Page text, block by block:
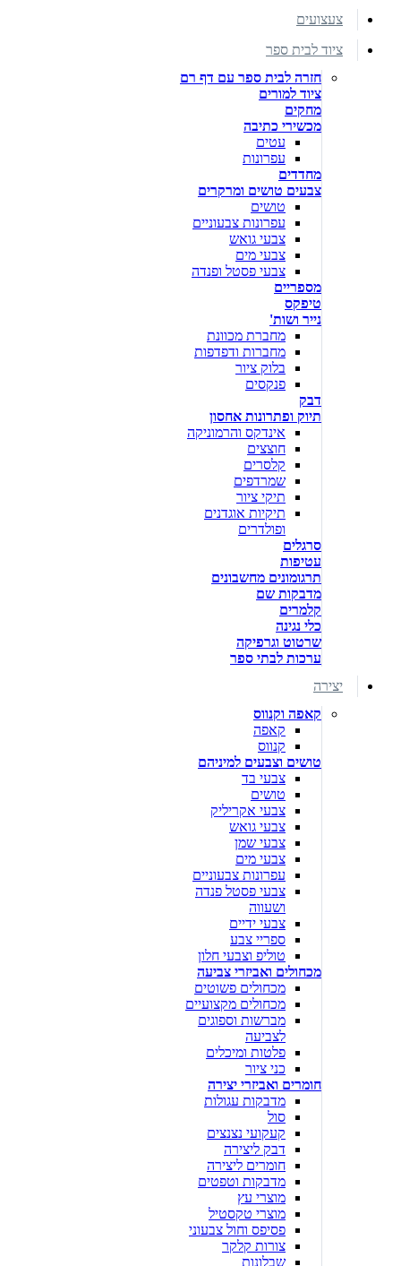
צעצועים
ציוד לבית ספר
חזרה לבית ספר עם דף רם
ציוד למורים
מחקים
מכשירי כתיבה
עטים
עפרונות
מחדדים
צבעים טושים ומרקרים
טושים
עפרונות צבעוניים
צבעי גואש
צבעי מים
צבעי פסטל ופנדה
מספריים
טיפקס
נייר ושות'
מחברת מכוונת
מחברות ודפדפות
בלוק ציור
פנקסים
דבק
תיוק ופתרונות אחסון
אינדקס והרמוניקה
חוצצים
קלסרים
שמרדפים
תיקי ציור
תיקיות אוגדנים
ופולדרים
סרגלים
עטיפות
תרגומונים מחשבונים
מדבקות שם
קלמרים
כלי נגינה
שרטוט וגרפיקה
ערכות לבתי ספר
יצירה
קאפה וקנווס
קאפה
קנווס
טושים וצבעים למיניהם
צבעי בד
טושים
צבעי אקריליק
צבעי גואש
צבעי שמן
צבעי מים
עפרונות צבעוניים
צבעי פסטל פנדה
ושעווה
צבעי ידיים
ספריי צבע
טוליפ וצבעי חלון
מכחולים ואביזרי צביעה
מכחולים פשוטים
מכחולים מקצועיים
מברשות וספוגים
לצביעה
פלטות ומיכלים
כני ציור
חומרים ואביזרי יצירה
מדבקות עגולות
סול
קעקועי נצנצים
דבק ליצירה
חומרים ליצירה
מדבקות וטפטים
מוצרי עץ
מוצרי טקסטיל
פסיפס וחול צבעוני
צורות קלקר
שבלונות